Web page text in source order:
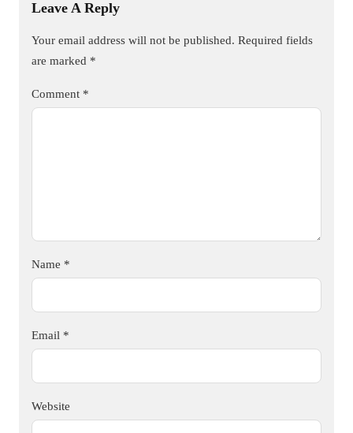
Leave A Reply
Your email address will not be published. Required fields
are marked *
Comment *
Name *
Email *
Website